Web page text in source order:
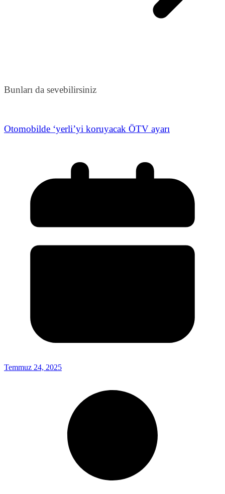
Bunları da sevebilirsiniz
Otomobilde ‘yerli’yi koruyacak ÖTV ayarı
Temmuz 24, 2025